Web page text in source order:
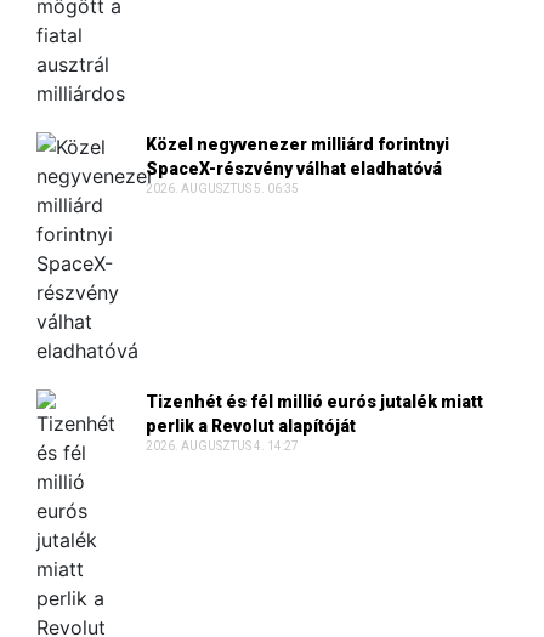
Közel negyvenezer milliárd forintnyi
SpaceX-részvény válhat eladhatóvá
2026. AUGUSZTUS 5. 06:35
Tizenhét és fél millió eurós jutalék miatt
perlik a Revolut alapítóját
2026. AUGUSZTUS 4. 14:27